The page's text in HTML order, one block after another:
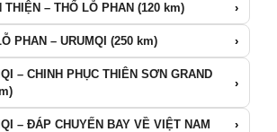
THIỆN – THỔ LỖ PHAN (120 km) ›
PHAN – URUMQI (250 km) ›
– CHINH PHỤC THIÊN SƠN GRAND
›
– ĐÁP CHUYẾN BAY VỀ VIỆT NAM ›